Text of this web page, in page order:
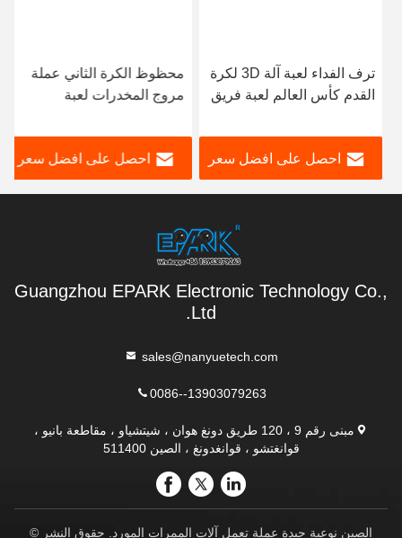
ترف الفداء لعبة آلة 3D لكرة
القدم كأس العالم لعبة فريق
احصل على افضل سعر
محظوظ الكرة الثاني عملة
مروج المخدرات لعبة
المظهر
احصل على افضل سعر
Guangzhou EPARK Electronic Technology Co.,
Ltd.
sales@nanyuetech.com
0086--13903079263
مبنى رقم 9 ، 120 طريق دونغ هوان ، شيتشياو ، مقاطعة بانيو ،
قوانغتشو ، قوانغدونغ ، الصين 511400
الصين نوعية جيدة عملة تعمل آلات الممرات المورد. حقوق النشر ©